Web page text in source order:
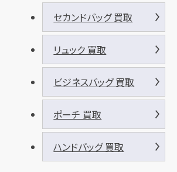
セカンドバッグ 買取
リュック 買取
ビジネスバッグ 買取
ポーチ 買取
ハンドバッグ 買取